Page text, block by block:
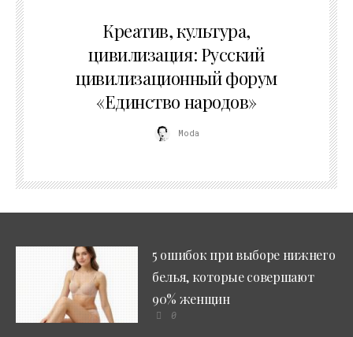
Креатив, культура,
цивилизация: Русский
цивилизационный форум
«Единство народов»
Moda
5 ошибок при выборе нижнего
белья, которые совершают
90% женщин
0